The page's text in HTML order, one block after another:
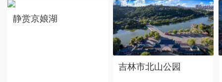
正在直播
静赏京娘湖
正在直播
吉林市北山公园